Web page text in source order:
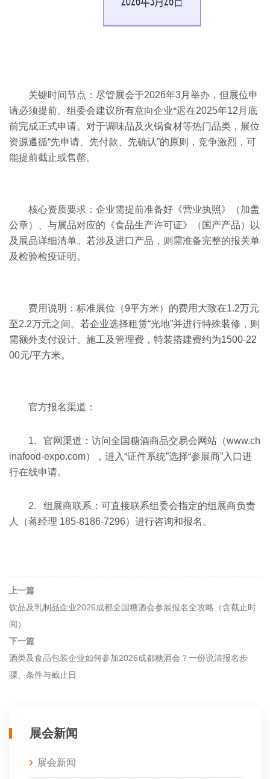
关键时间节点：尽管展会于2026年3月举办，但展位申
请必须提前。组委会建议所有意向企业*迟在2025年12月底
前完成正式申请。对于调味品及火锅食材等热门品类，展位
资源遵循“先申请、先付款、先确认”的原则，竞争激烈，可
能提前截止或售罄。
核心资质要求：企业需提前准备好《营业执照》（加盖
公章）、与展品对应的《食品生产许可证》（国产产品）以
及展品详细清单。若涉及进口产品，则需准备完整的报关单
及检验检疫证明。
费用说明：标准展位（9平方米）的费用大致在1.2万元
至2.2万元之间。若企业选择租赁“光地”并进行特殊装修，则
需额外支付设计、施工及管理费，特装搭建费约为1500-22
00元/平方米。
官方报名渠道：
1. 官网渠道：访问全国糖酒商品交易会网站（www.ch
inafood-expo.com），进入“证件系统”选择“参展商”入口进
行在线申请。
2. 组展商联系：可直接联系组委会指定的组展商负责
人（蒋经理 185-8186-7296）进行咨询和报名。
上一篇
饮品及乳制品企业2026成都全国糖酒会参展报名全攻略（含截止时
间）
下一篇
酒类及食品包装企业如何参加2026成都糖酒会？一份说清报名步
骤、条件与截止日
展会新闻
展会新闻